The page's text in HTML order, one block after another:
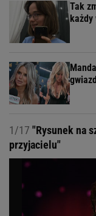
Tak
1/17 "Rysunek na
przyjacielu"